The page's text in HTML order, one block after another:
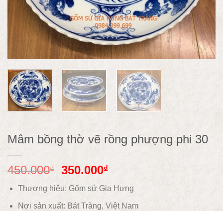
Mâm bồng thờ vẽ rồng phượng phi 30
450.000₫ 350.000₫
Thương hiệu: Gốm sứ Gia Hưng
Nơi sản xuất: Bát Tràng, Việt Nam